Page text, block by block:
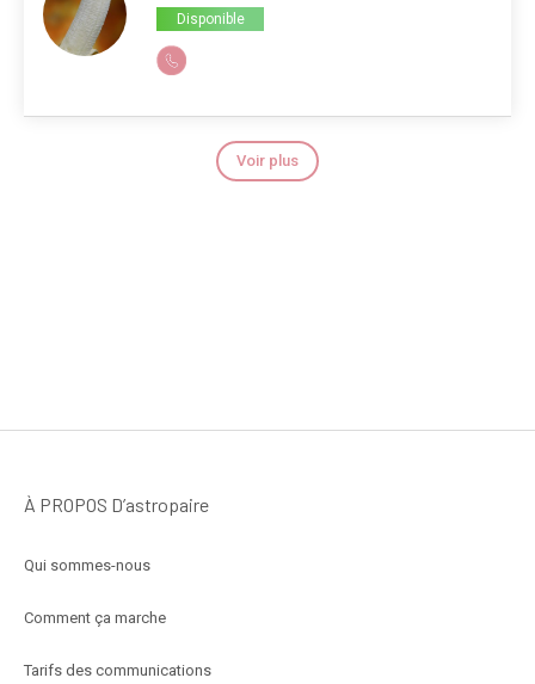
Disponible
Voir plus
À PROPOS D’astropaire
Qui sommes-nous
Comment ça marche
Tarifs des communications